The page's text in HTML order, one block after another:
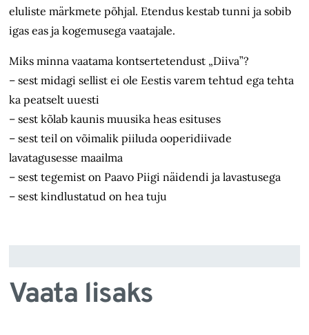
eluliste märkmete põhjal. Etendus kestab tunni ja sobib
igas eas ja kogemusega vaatajale.
Miks minna vaatama kontsertetendust „Diiva”?
– sest midagi sellist ei ole Eestis varem tehtud ega tehta
ka peatselt uuesti
– sest kõlab kaunis muusika heas esituses
– sest teil on võimalik piiluda ooperidiivade
lavatagusesse maailma
– sest tegemist on Paavo Piigi näidendi ja lavastusega
– sest kindlustatud on hea tuju
Vaata lisaks